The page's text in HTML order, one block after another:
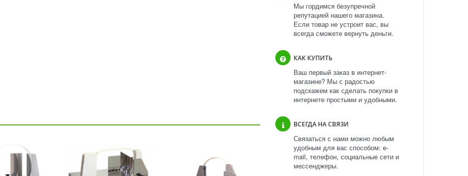
Мы гордимся безупречной
репутацией нашего магазина.
Если товар не устроит вас, вы
всегда сможете вернуть деньги.
КАК КУПИТЬ
Ваш первый заказ в интернет-
магазине? Мы с радостью
подскажем как сделать покупки в
интернете простыми и удобными.
ВСЕГДА НА СВЯЗИ
Связаться с нами можно любым
удобным для вас способом: e-
mail, телефон, социальные сети и
мессенджеры.